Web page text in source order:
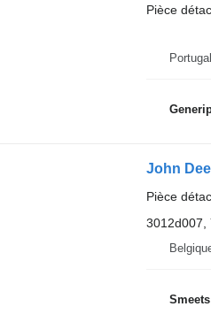
Pièce
John
Pièce
3012d007,